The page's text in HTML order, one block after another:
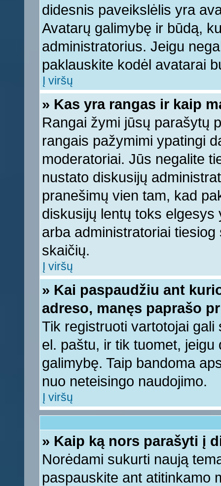
didesnis paveikslėlis yra
Avatarų galimybę ir būdą,
administratorius. Jeigu
paklauskite kodėl avatarai
Į viršų
» Kas yra rangas ir kaip
Rangai žymi jūsų parašytų
rangais pažymimi ypatingi
moderatoriai. Jūs negalite
nustato diskusijų
pranešimų vien tam, kad
diskusijų lentų toks
arba administratoriai
skaičių.
Į viršų
» Kai paspaudžiu ant
adreso, manęs paprašo
Tik registruoti vartotojai
el. paštu, ir tik tuomet,
galimybę. Taip bandoma
nuo neteisingo naudojimo.
Į viršų
» Kaip ką nors parašyti į
Norėdami sukurti naują
paspauskite ant atitinkamo